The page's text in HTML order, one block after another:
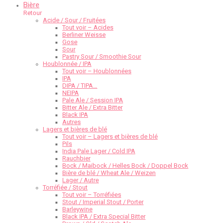
Bière
Retour
Acide / Sour / Fruitées
Tout voir – Acides
Berliner Weisse
Gose
Sour
Pastry Sour / Smoothie Sour
Houblonnée / IPA
Tout voir – Houblonnées
IPA
DIPA / TIPA…
NEIPA
Pale Ale / Session IPA
Bitter Ale / Extra Bitter
Black IPA
Autres
Lagers et bières de blé
Tout voir – Lagers et bières de blé
Pils
India Pale Lager / Cold IPA
Rauchbier
Bock / Maibock / Helles Bock / Doppel Bock
Bière de blé / Wheat Ale / Weizen
Lager / Autre
Torréfiée / Stout
Tout voir – Torréfiées
Stout / Imperial Stout / Porter
Barleywine
Black IPA / Extra Special Bitter